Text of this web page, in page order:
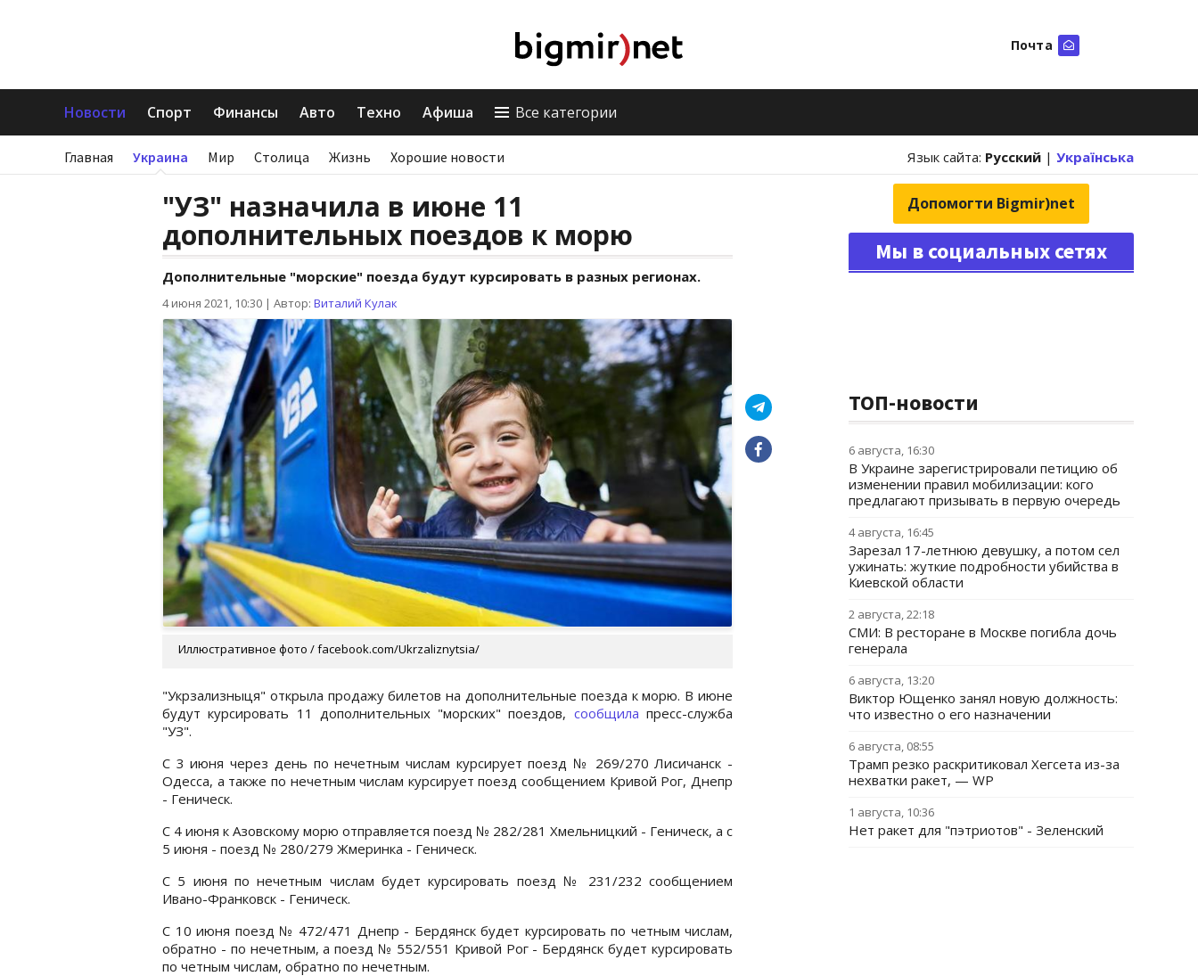
Почта
Новости Спорт Финансы Авто Техно Афиша Все категории
Главная Украина Мир Столица Жизнь Хорошие новости Язык сайта: Русский | Українська
"УЗ" назначила в июне 11
дополнительных поездов к морю
Дополнительные "морские" поезда будут курсировать в разных регионах.
4 июня 2021, 10:30 | Автор: Виталий Кулак
Иллюстративное фото / facebook.com/Ukrzaliznytsia/
"Укрзализныця" открыла продажу билетов на дополнительные поезда к морю. В июне
будут курсировать 11 дополнительных "морских" поездов, сообщилапресс-служба
"УЗ".
С 3 июня через день по нечетным числам курсирует поезд № 269/270 Лисичанск -
Одесса, а также по нечетным числам курсирует поезд сообщением Кривой Рог, Днепр
- Геническ.
С 4 июня к Азовскому морю отправляется поезд № 282/281 Хмельницкий - Геническ, а с
5 июня - поезд № 280/279 Жмеринка - Геническ.
С 5 июня по нечетным числам будет курсировать поезд № 231/232 сообщением
Ивано-Франковск - Геническ.
С 10 июня поезд № 472/471 Днепр - Бердянск будет курсировать по четным числам,
обратно - по нечетным, а поезд № 552/551 Кривой Рог - Бердянск будет курсировать
по четным числам, обратно по нечетным.
Допомогти Bigmir)net
Мы в социальных сетях
ТОП-новости
6 августа, 16:30
В Украине зарегистрировали петицию об
изменении правил мобилизации: кого
предлагают призывать в первую очередь
4 августа, 16:45
Зарезал 17-летнюю девушку, а потом сел
ужинать: жуткие подробности убийства в
Киевской области
2 августа, 22:18
СМИ: В ресторане в Москве погибла дочь
генерала
6 августа, 13:20
Виктор Ющенко занял новую должность:
что известно о его назначении
6 августа, 08:55
Трамп резко раскритиковал Хегсета из-за
нехватки ракет, — WP
1 августа, 10:36
Нет ракет для "пэтриотов" - Зеленский